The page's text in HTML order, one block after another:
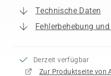
Technische Daten
Fehlerbehebung
Derzeit verfügbar
Zur Produktseite von